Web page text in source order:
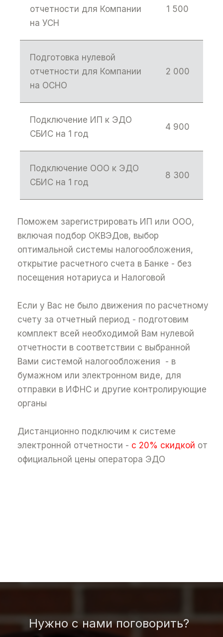
отчетности для Компании
на УСН
1 500
Подготовка нулевой
отчетности для Компании
на ОСНО
2 000
Подключение ИП к ЭДО
СБИС на 1 год
4 900
Подключение ООО к ЭДО
СБИС на 1 год
8 300
Поможем зарегистрировать ИП или ООО,
включая подбор ОКВЭДов, выбор
оптимальной системы налогообложения,
открытие расчетного счета в Банке - без
посещения нотариуса и Налоговой
Если у Вас не было движения по расчетному
счету за отчетный период - подготовим
комплект всей необходимой Вам нулевой
отчетности в соответствии с выбранной
Вами системой налогообложения - в
бумажном или электронном виде, для
отправки в ИФНС и другие контролирующие
органы
Дистанционно подключим к системе
электронной отчетности - c 20% скидкой от
официальной цены оператора ЭДО
Нужно с нами поговорить?